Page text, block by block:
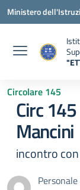
Vai ai contenuti
Vai al menu di
Vai al footer
Ministero
Circolare 145
Circ
Mancini
incontro